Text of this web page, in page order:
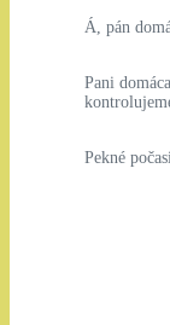
Á, pán
Pani
Pekné